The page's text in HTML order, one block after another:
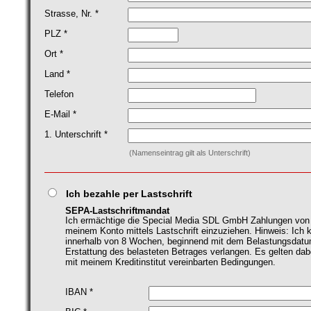
Strasse, Nr. *
PLZ *
Ort *
Land *
Telefon
E-Mail *
1. Unterschrift *
(Namenseintrag gilt als Unterschrift)
Ich bezahle per Lastschrift
SEPA-Lastschriftmandat
Ich ermächtige die Special Media SDL GmbH Zahlungen von
meinem Konto mittels Lastschrift einzuziehen. Hinweis: Ich
innerhalb von 8 Wochen, beginnend mit dem
Erstattung des belasteten Betrages verlangen. Es gelten
mit meinem Kreditinstitut vereinbarten Bedingungen.
IBAN *